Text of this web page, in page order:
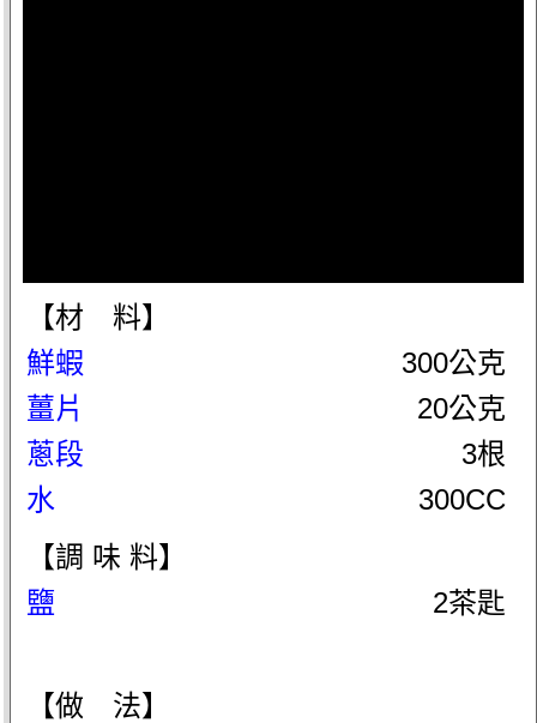
【材 料】
鮮蝦
300公克
薑片
20公克
蔥段
3根
水
300CC
【調 味 料】
鹽
2茶匙
【做 法】